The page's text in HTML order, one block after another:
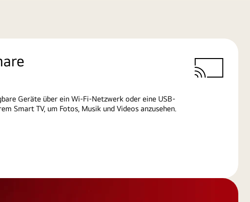
Geräte über ein Wi-Fi-Netzwerk oder eine USB-
Smart TV, um Fotos, Musik und Videos anzusehen.